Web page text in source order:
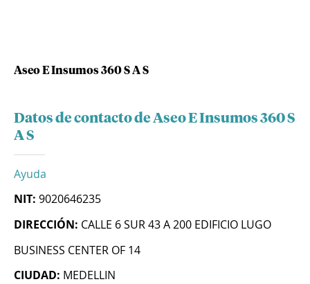
Aseo E Insumos 360 S A S
Datos de contacto de Aseo E Insumos 360 S
A S
Ayuda
NIT: 9020646235
DIRECCIÓN: CALLE 6 SUR 43 A 200 EDIFICIO LUGO
BUSINESS CENTER OF 14
CIUDAD: MEDELLIN